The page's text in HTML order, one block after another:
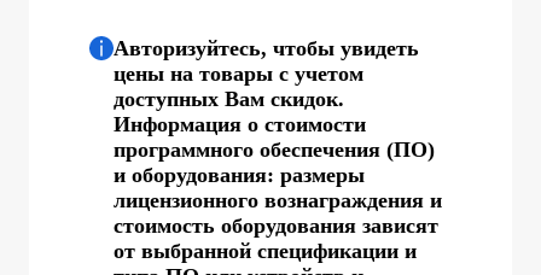
Авторизуйтесь, чтобы увидеть
цены на товары с учетом
доступных Вам скидок.
Информация о стоимости
программного обеспечения (ПО)
и оборудования: размеры
лицензионного вознаграждения и
стоимость оборудования зависят
от выбранной спецификации и